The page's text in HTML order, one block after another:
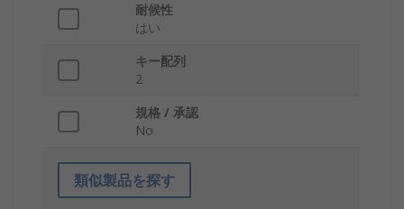
耐候性
はい
キー配列
2
規格 / 承認
No
類似製品を探す